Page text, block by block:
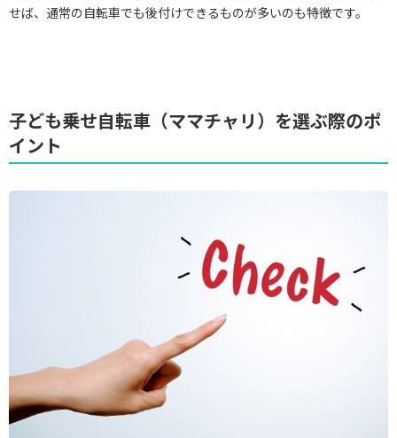
せば、通常の自転車でも後付けできるものが多いのも特徴です。
子ども乗せ自転車（ママチャリ）を選ぶ際のポ
イント